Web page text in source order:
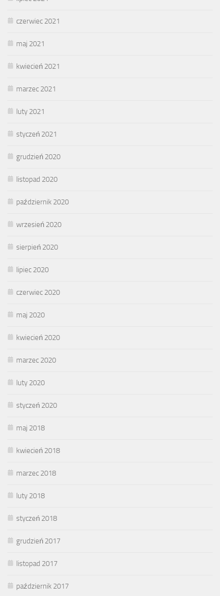
czerwiec 2021
maj 2021
kwiecień 2021
marzec 2021
luty 2021
styczeń 2021
grudzień 2020
listopad 2020
październik 2020
wrzesień 2020
sierpień 2020
lipiec 2020
czerwiec 2020
maj 2020
kwiecień 2020
marzec 2020
luty 2020
styczeń 2020
maj 2018
kwiecień 2018
marzec 2018
luty 2018
styczeń 2018
grudzień 2017
listopad 2017
październik 2017